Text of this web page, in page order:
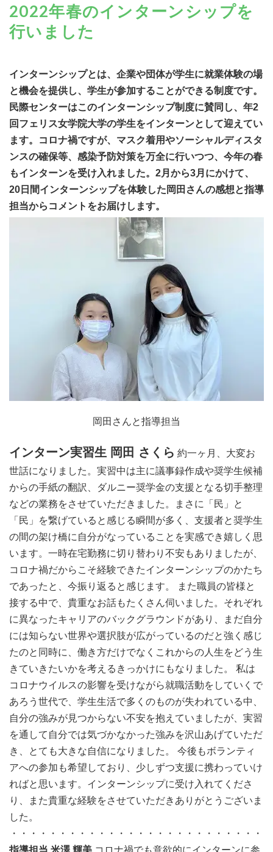
2022年春のインターンシップを
行いました
インターンシップとは、企業や団体が学生に就業体験の場
と機会を提供し、学生が参加することができる制度です。
民際センターはこのインターンシップ制度に賛同し、 年2
回フェリス女学院大学の学生をインターンとして迎えてい
ます。
コロナ禍ですが、マスク着用やソーシャルディスタ
ンスの確保等、感染予防対策を万全に行いつつ、今年の春
もインターンを受け入れました。 2月から3月にかけて、
20日間インターンシップを体験した岡田さんの感想と指導
担当からコメントをお届けします。
岡田さんと指導担当
インターン実習生 岡田 さくら 約一ヶ月、大変お
世話になりました。 実習中は主に議事録作成や奨学生候補
からの手紙の翻訳、ダルニー奨学金の支援となる切手整理
などの業務をさせていただきました。まさに「民」と
「民」を繋げていると感じる瞬間が多く、支援者と奨学生
の間の架け橋に自分がなっていることを実感でき嬉しく思
います。一時在宅勤務に切り替わり不安もありましたが、
コロナ禍だからこそ経験できたインターンシップのかたち
であったと、今振り返ると感じます。
また職員の皆様と
接する中で、貴重なお話もたくさん伺いました。それぞれ
に異なったキャリアのバックグラウンドがあり、まだ自分
には知らない世界や選択肢が広がっているのだと強く感じ
たのと同時に、働き方だけでなくこれからの人生をどう生
きていきたいかを考えるきっかけにもなりました。
私は
コロナウイルスの影響を受けながら就職活動をしていくで
あろう世代で、学生生活で多くのものが失われている中、
自分の強みが見つからない不安を抱えていましたが、実習
を通して自分では気づかなかった強みを沢山あげていただ
き、とても大きな自信になりました。
今後もボランティ
アへの参加も希望しており、少しずつ支援に携わっていけ
ればと思います。インターンシップに受け入れてくださ
り、また貴重な経験をさせていただきありがとうございま
した。
・・・・・・・・・・・・・・・・・・・・・・・・・・
指導担当 米澤 輝美 コロナ禍でも意欲的にインターンに参